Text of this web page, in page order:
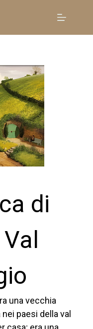
di
una vecchia
nei paesi della val